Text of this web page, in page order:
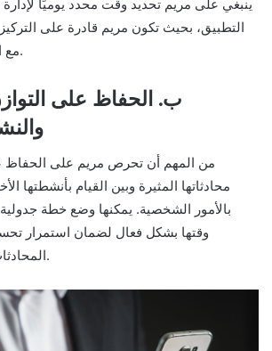
ينبغي على مريم تحديد وقت محدد يوميًا لإدارة
التطبيق، بحيث تكون مريم قادرة على التركيز
مع الآخرين بشكل منتظم.
ب. الحفاظ على
من المهم أن تحرص مريم على
محادثاتها المثيرة وبين القيام بأنشطتها
بالأمور الشخصية. يمكنها وضع خطة
وقتها بشكل فعال لضمان استمرار
المحادثات بشكل مثير وجذاب.